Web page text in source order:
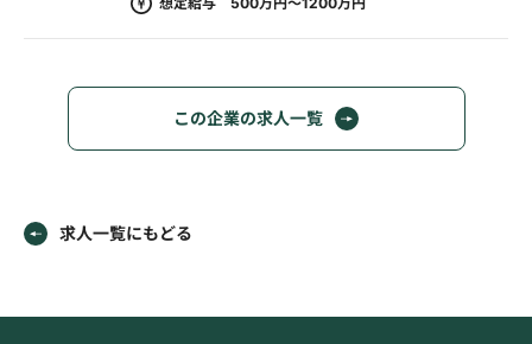
この企業の求人一覧
求人一覧にもどる